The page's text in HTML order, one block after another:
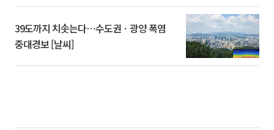
39도까지 치솟는다⋯수도권ㆍ광양 폭염
중대경보 [날씨]